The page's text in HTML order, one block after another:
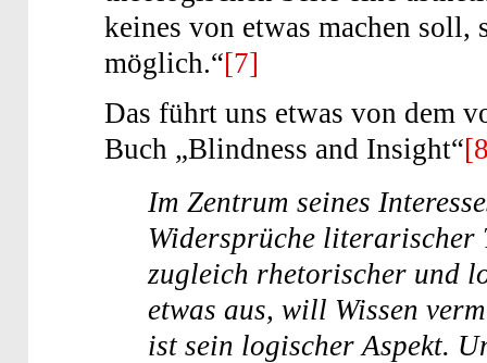
keines von etwas machen
möglich.“[7]
Das führt uns etwas von dem
Buch „Blindness and Insight“
Im Zentrum seines
Widersprüche literarischer
zugleich rhetorischer und
etwas aus, will Wissen
ist sein logischer Aspekt.